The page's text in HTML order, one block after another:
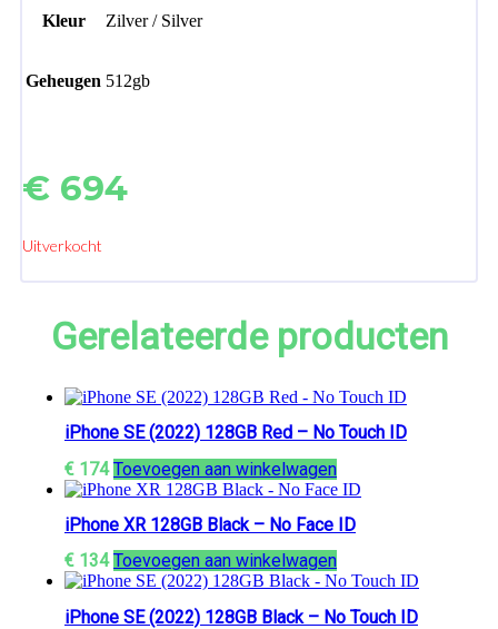
Kleur Zilver / Silver
Geheugen 512gb
€ 694
Uitverkocht
Gerelateerde producten
iPhone SE (2022) 128GB Red – No Touch ID
€ 174 Toevoegen aan winkelwagen
iPhone XR 128GB Black – No Face ID
€ 134 Toevoegen aan winkelwagen
iPhone SE (2022) 128GB Black – No Touch ID